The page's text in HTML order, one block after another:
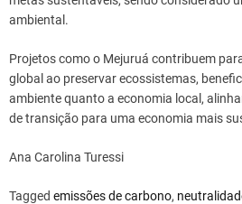
ambiental.
Projetos como o Mejuruá contribuem
global ao preservar ecossistemas,
ambiente quanto a economia local,
de transição para uma economia mais
Ana Carolina Turessi
Tagged emissões de carbono,